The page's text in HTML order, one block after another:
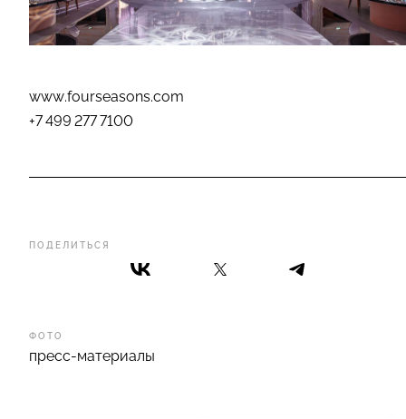
ПОДЕЛИТЬСЯ
ФОТО
пресс-материалы
www.fourseasons.com
+7 499 277 7100